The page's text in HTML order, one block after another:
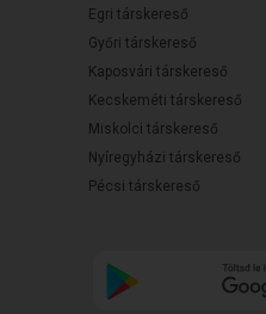
Egri társkereső
Győri társkereső
Kaposvári társkereső
Kecskeméti társkereső
Miskolci társkereső
Nyíregyházi társkereső
Pécsi társkereső